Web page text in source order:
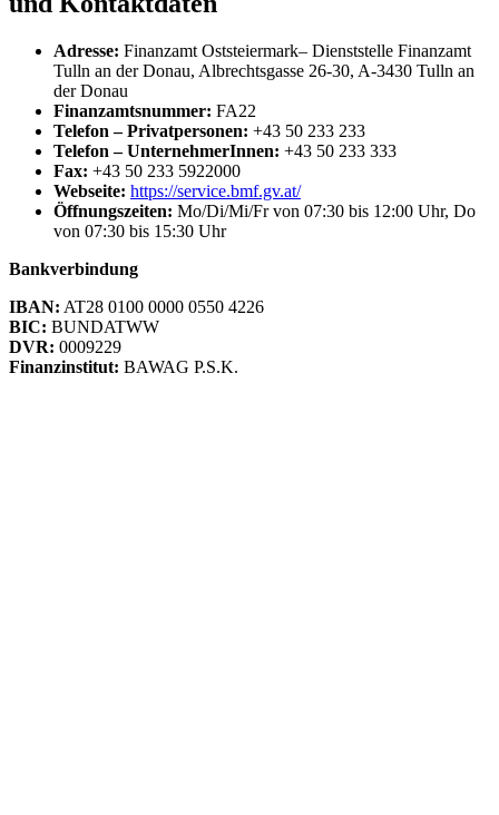
Adresse: Finanzamt Oststeiermark– Dienststelle Finanzamt
Tulln an der Donau, Albrechtsgasse 26-30, A-3430 Tulln an
der Donau
Finanzamtsnummer: FA22
Telefon – Privatpersonen: +43 50 233 233
Telefon – UnternehmerInnen: +43 50 233 333
Fax: +43 50 233 5922000
Webseite: https://service.bmf.gv.at/
Öffnungszeiten: Mo/Di/Mi/Fr von 07:30 bis 12:00 Uhr, Do
von 07:30 bis 15:30 Uhr
Bankverbindung
IBAN: AT28 0100 0000 0550 4226
BIC: BUNDATWW
DVR: 0009229
Finanzinstitut: BAWAG P.S.K.